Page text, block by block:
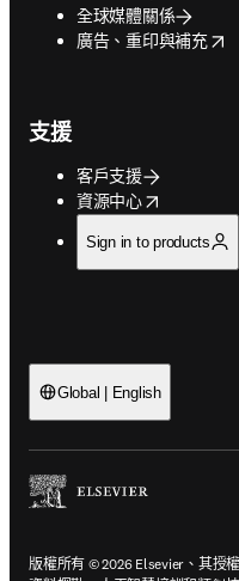
全球媒體關係
廣告、重印與補充
opens in new tab/
支援
客戶支援
資源中心
opens in new tab/
Sign in to products
Global | English
版權所有 © 2026 Elsevier、其授